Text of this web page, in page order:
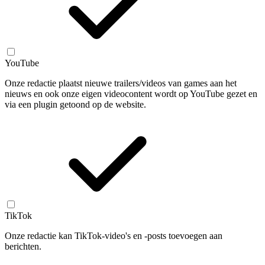
YouTube
Onze redactie plaatst nieuwe trailers/videos van games aan het
nieuws en ook onze eigen videocontent wordt op YouTube gezet en
via een plugin getoond op de website.
TikTok
Onze redactie kan TikTok-video's en -posts toevoegen aan
berichten.